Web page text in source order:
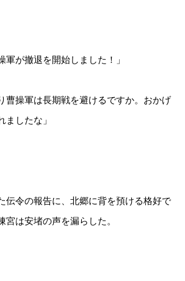
軍が撤退を開始しました！」
曹操軍は長期戦を避けるですか。おかげ
ましたな」
伝令の報告に、北郷に背を預ける格好で
宮は安堵の声を漏らした。